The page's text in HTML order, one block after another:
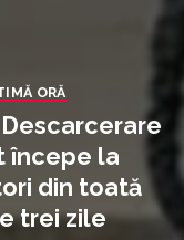
ORĂ
începe la
din toată
trei zile